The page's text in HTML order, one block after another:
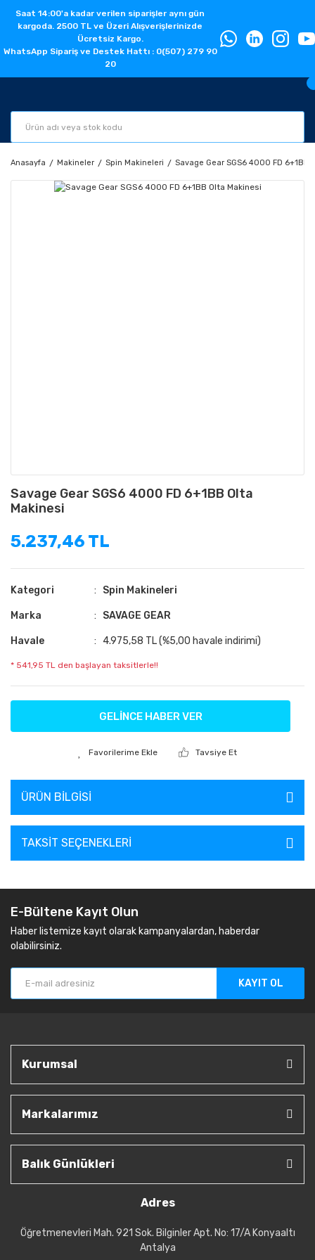
Saat 14:00'a kadar verilen siparişler aynı gün
kargoda. 2500 TL ve Üzeri Alışverişlerinizde
Ücretsiz Kargo.
WhatsApp Sipariş ve Destek Hattı : 0(507) 279 90
20
Anasayfa Makineler Spin Makineleri Savage Gear SGS6 4000 FD 6+1BB
Savage Gear SGS6 4000 FD 6+1BB Olta
Makinesi
5.237,46 TL
Kategori Spin Makineleri
Marka SAVAGE GEAR
Havale 4.975,58 TL (%5,00 havale indirimi)
* 541,95 TL den başlayan taksitlerle!!
GELİNCE HABER VER
Tavsiye Et
ÜRÜN BILGISI
TAKSIT SEÇENEKLERI
E-Bültene Kayıt Olun
Haber listemize kayıt olarak kampanyalardan, haberdar
olabilirsiniz.
KAYIT OL
Kurumsal
Markalarımız
Balık Günlükleri
Adres
Öğretmenevleri Mah. 921 Sok. Bilginler Apt. No: 17/A Konyaaltı
Antalya